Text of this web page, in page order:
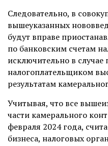
Следовательно, в
вышеуказанных
будут вправе
по банковским счетам
исключительно в
налогоплательщиком
результатам
Учитывая, что все
части камерального
февраля 2024 года,
бизнеса, налоговых